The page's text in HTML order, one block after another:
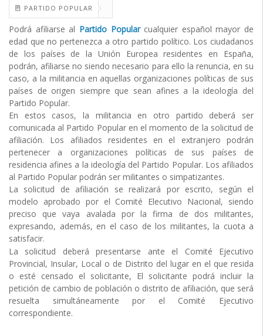
PARTIDO POPULAR
Podrá afiliarse al Partido Popularcualquier español mayor de
edad que no pertenezca a otro partido político. Los ciudadanos
de los países de la Unión Europea residentes en España,
podrán, afiliarse no siendo necesario para ello la renuncia, en su
caso, a la militancia en aquellas organizaciones políticas de sus
países de origen siempre que sean afines a la ideología del
Partido Popular.
En estos casos, la militancia en otro partido deberá ser
comunicada al Partido Popular en el momento de la solicitud de
afiliación. Los afiliados residentes en el extranjero podrán
pertenecer a organizaciones políticas de sus países de
residencia afines a la ideología del Partido Popular. Los afiliados
al Partido Popular podrán ser militantes o simpatizantes.
La solicitud de afiliación se realizará por escrito, según el
modelo aprobado por el Comité Elecutivo Nacional, siendo
preciso que vaya avalada por la firma de dos militantes,
expresando, además, en el caso de los militantes, la cuota a
satisfacir.
La solicitud deberá presentarse ante el Comité Ejecutivo
Provincial, Insular, Local o de Distrito del lugar en el que resida
o esté censado el solicitante, El solicitante podrá incluir la
petición de cambio de población o distrito de afiliación, que será
resuelta simultáneamente por el Comité Ejecutivo
correspondiente.